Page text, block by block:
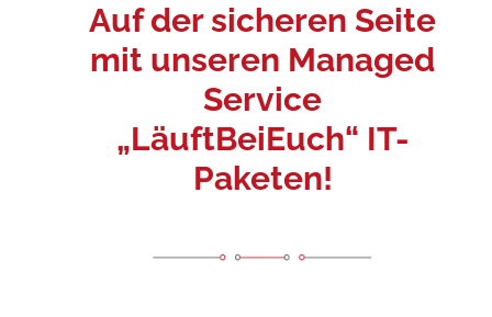
Auf der sicheren Seite
mit unseren Managed
Service
„LäuftBeiEuch“ IT-
Paketen!